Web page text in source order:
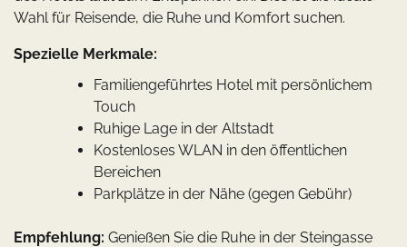
Wahl für Reisende, die Ruhe und Komfort suchen.
Spezielle Merkmale:
Familiengeführtes Hotel mit persönlichem
Touch
Ruhige Lage in der Altstadt
Kostenloses WLAN in den öffentlichen
Bereichen
Parkplätze in der Nähe (gegen Gebühr)
Empfehlung: Genießen Sie die Ruhe in der Steingasse